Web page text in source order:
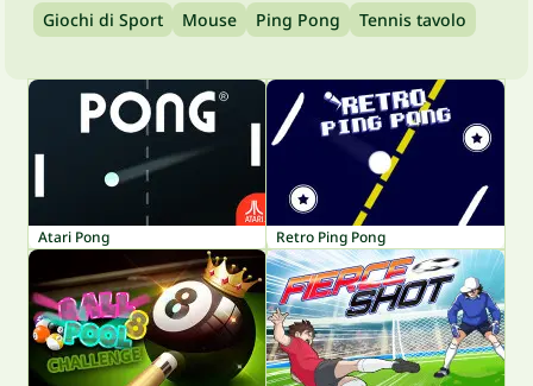
Giochi di Sport Mouse Ping Pong Tennis tavolo
Atari Pong Retro Ping Pong